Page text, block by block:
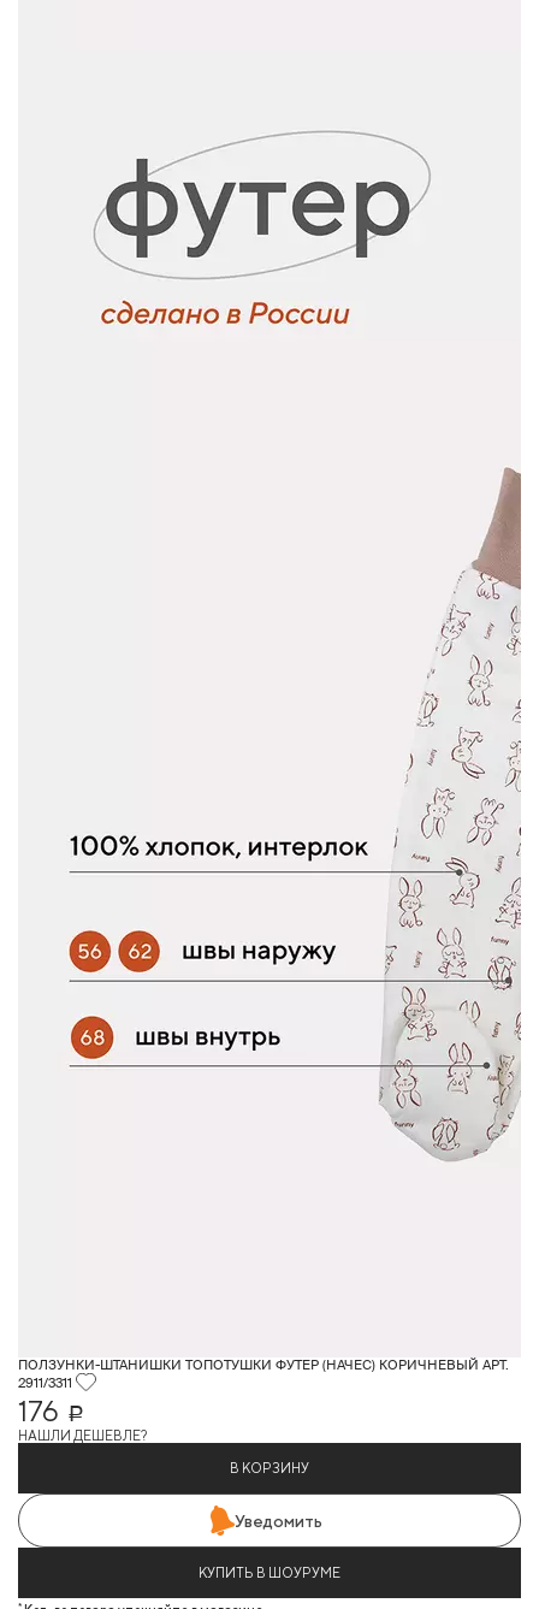
ПОЛЗУНКИ-ШТАНИШКИ ТОПОТУШКИ ФУТЕР (НАЧЕС) КОРИЧНЕВЫЙ АРТ.
2911/3311
176
Р
НАШЛИ ДЕШЕВЛЕ?
В КОРЗИНУ
Уведомить
КУПИТЬ В ШОУРУМЕ
*